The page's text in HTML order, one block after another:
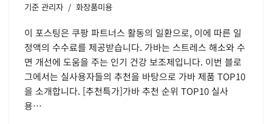
기준 관리자 화장품미용
이 포스팅은 쿠팡 파트너스 활동의 일환으로, 이에 따른 일
정액의 수수료를 제공받습니다. 가바는 스트레스 해소와 수
면 개선에 도움을 주는 인기 건강 보조제입니다. 이번 블로
그에서는 실사용자들의 추천을 바탕으로 가바 제품 TOP10
을 소개합니다. [추천특가]가바 추천 순위 TOP10 실사
용…